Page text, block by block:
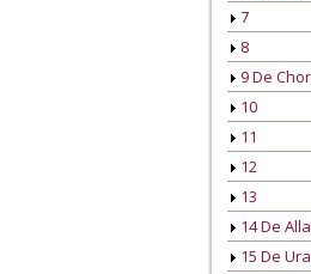
7
8
9 De
10
11
12
13
14 De
15 De